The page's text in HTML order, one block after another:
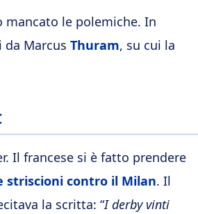
le polemiche. In
Marcus Thuram, su cui la
Il francese si è fatto prendere
striscioni contro il Milan. Il
la scritta: “I derby vinti